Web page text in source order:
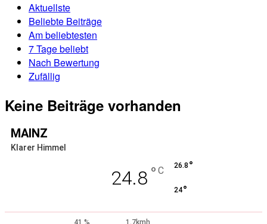
Aktuellste
Beliebte Beiträge
Am beliebtesten
7 Tage beliebt
Nach Bewertung
Zufällig
Keine Beiträge vorhanden
MAINZ
Klarer Himmel
24.8 ° C 26.8 °
24°
41 %
1.7kmh